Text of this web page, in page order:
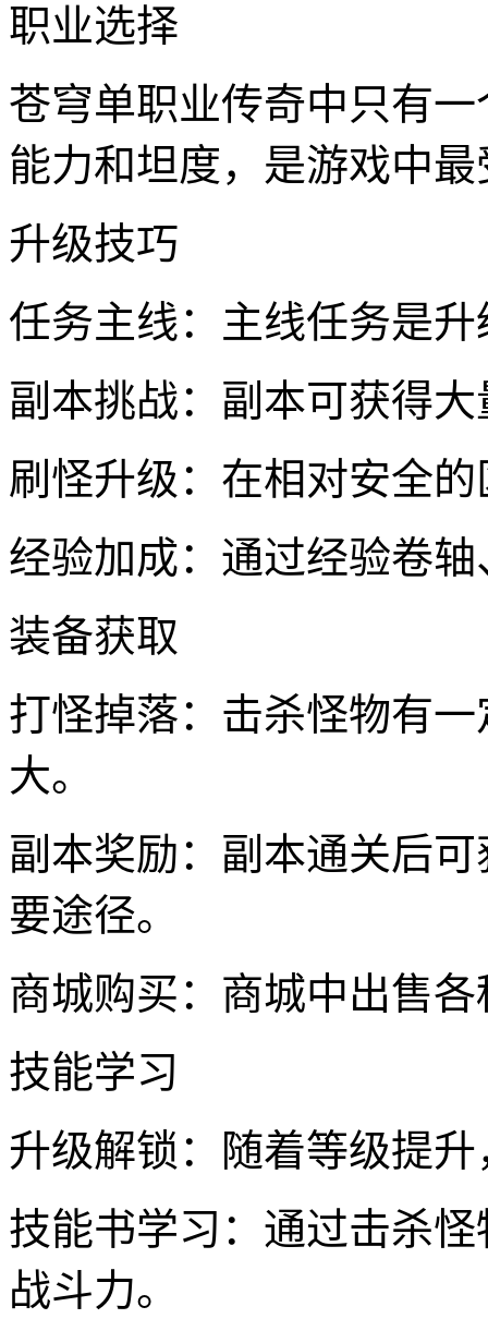
职业选择
苍穹单职业传奇中只有
能力和坦度，是游戏中
升级技巧
任务主线：主线任务是
副本挑战：副本可获得
刷怪升级：在相对安全
经验加成：通过经验卷
装备获取
打怪掉落：击杀怪物有
大。
副本奖励：副本通关后
要途径。
商城购买：商城中出售
技能学习
升级解锁：随着等级提
技能书学习：通过击杀
战斗力。